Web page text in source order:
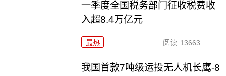
一季度全国税务部门征收税费收
入超8.4万亿元
最热 阅读 13663
我国首款7吨级运投无人机长鹰-8